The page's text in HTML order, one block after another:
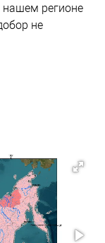
нашем регионе
не